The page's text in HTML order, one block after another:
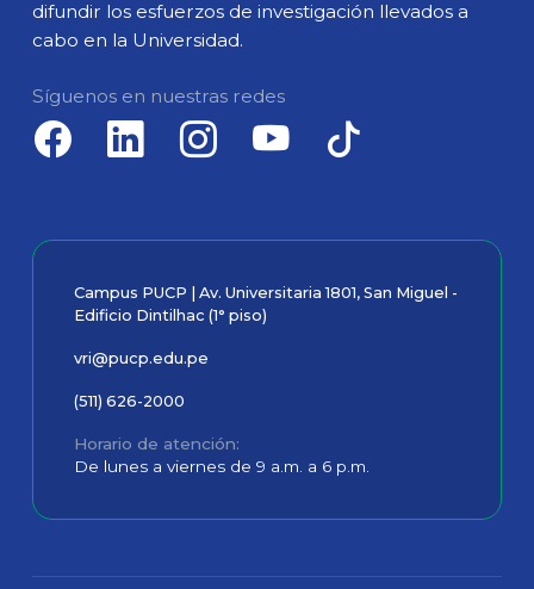
difundir los esfuerzos de investigación llevados a
cabo en la Universidad.
Síguenos en nuestras redes
Campus PUCP | Av. Universitaria 1801, San Miguel -
Edificio Dintilhac (1° piso)
vri@pucp.edu.pe
(511) 626-2000
Horario de atención
De lunes a viernes de 9 a.m. a 6 p.m.